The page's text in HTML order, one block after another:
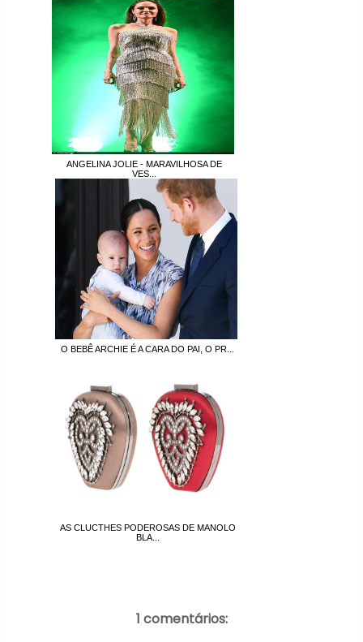
ANGELINA JOLIE - MARAVILHOSA DE
VES...
O BEBÊ ARCHIE É A CARA DO PAI, O PR...
AS CLUCTHES PODEROSAS DE MANOLO
BLA...
1 comentários: